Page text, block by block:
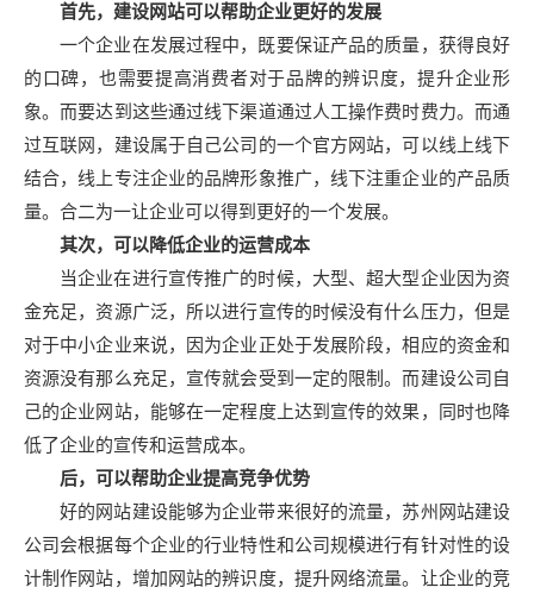
首先，建设网站可以帮助企业更好的发展
一个企业在发展过程中，既要保证产品的质量，获得良好
的口碑，也需要提高消费者对于品牌的辨识度，提升企业形
象。而要达到这些通过线下渠道通过人工操作费时费力。而通
过互联网，建设属于自己公司的一个官方网站，可以线上线下
结合，线上专注企业的品牌形象推广，线下注重企业的产品质
量。合二为一让企业可以得到更好的一个发展。
其次，可以降低企业的运营成本
当企业在进行宣传推广的时候，大型、超大型企业因为资
金充足，资源广泛，所以进行宣传的时候没有什么压力，但是
对于中小企业来说，因为企业正处于发展阶段，相应的资金和
资源没有那么充足，宣传就会受到一定的限制。而建设公司自
己的企业网站，能够在一定程度上达到宣传的效果，同时也降
低了企业的宣传和运营成本。
后，可以帮助企业提高竞争优势
好的网站建设能够为企业带来很好的流量，苏州网站建设
公司会根据每个企业的行业特性和公司规模进行有针对性的设
计制作网站，增加网站的辨识度，提升网络流量。让企业的竞